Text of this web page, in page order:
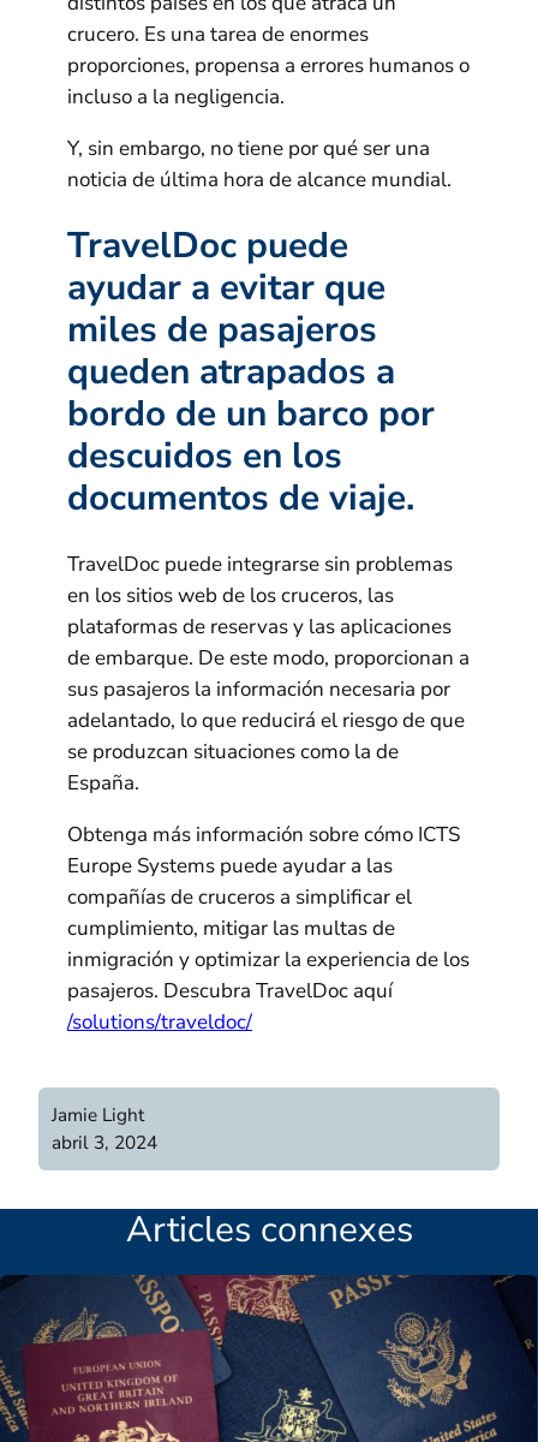
crucero. Es una tarea de enormes
proporciones, propensa a errores humanos o
incluso a la negligencia.
Y, sin embargo, no tiene por qué ser una
noticia de última hora de alcance mundial.
TravelDoc puede
ayudar a evitar que
miles de pasajeros
queden atrapados a
bordo de un barco por
descuidos en los
documentos de viaje.
TravelDoc puede integrarse sin problemas
en los sitios web de los cruceros, las
plataformas de reservas y las aplicaciones
de embarque. De este modo, proporcionan a
sus pasajeros la información necesaria por
adelantado, lo que reducirá el riesgo de que
se produzcan situaciones como la de
España.
Obtenga más información sobre cómo ICTS
Europe Systems puede ayudar a las
compañías de cruceros a simplificar el
cumplimiento, mitigar las multas de
inmigración y optimizar la experiencia de los
pasajeros. Descubra TravelDoc aquí
/solutions/traveldoc/
Jamie Light
abril 3, 2024
Articles connexes